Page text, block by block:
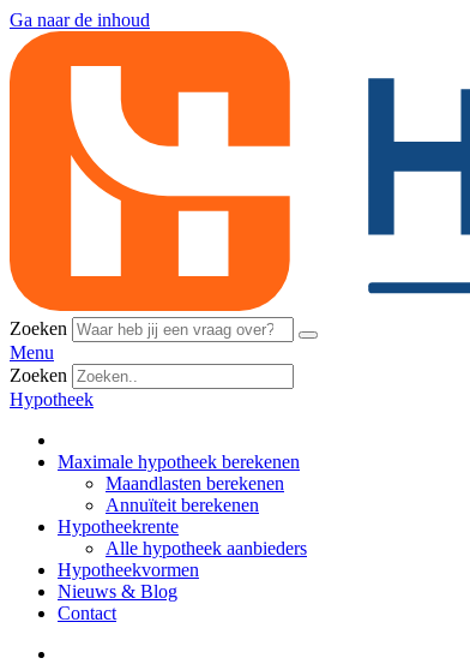
Ga naar de inhoud
Zoeken
Menu
Zoeken
Hypotheek
Maximale hypotheek berekenen
Maandlasten berekenen
Annuïteit berekenen
Hypotheekrente
Alle hypotheek aanbieders
Hypotheekvormen
Nieuws & Blog
Contact